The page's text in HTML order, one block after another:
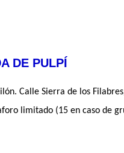
DE PULPÍ
Calle Sierra de los
limitado (15 en caso de